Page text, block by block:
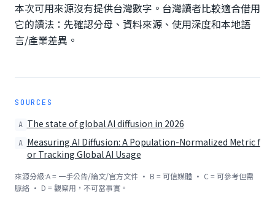
本次可用來源沒有提供台灣數字。台灣讀者比較適合借用
它的讀法：先確認分母、資料來源、使用深度和本地語
言/產業差異。
SOURCES
A The state of global AI diffusion in 2026
A Measuring AI Diffusion: A Population-Normalized Metric f
or Tracking Global AI Usage
來源分級:A = 一手公告/論文/官方文件 · B = 可信媒體 · C = 可參考但需
脈絡 · D = 觀察用，不可當事實。